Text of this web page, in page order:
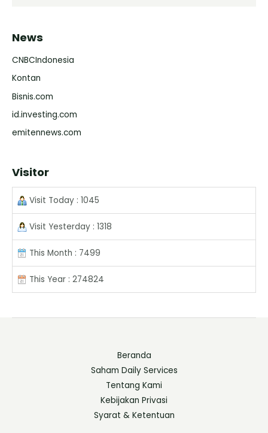
News
CNBCIndonesia
Kontan
Bisnis.com
id.investing.com
emitennews.com
Visitor
Visit Today : 1045
Visit Yesterday : 1318
This Month : 7499
This Year : 274824
Beranda
Saham Daily Services
Tentang Kami
Kebijakan Privasi
Syarat & Ketentuan